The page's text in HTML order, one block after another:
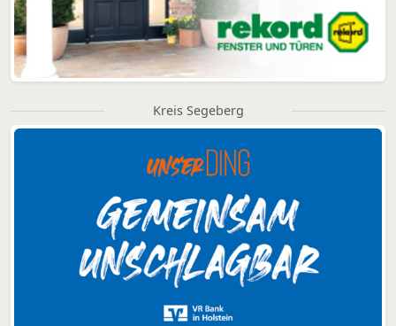
Kreis Segeberg